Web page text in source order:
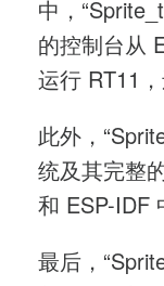
中，
的控制台从
运行 RT11
此外，
统及其完整
和 ESP-IDF
最后，